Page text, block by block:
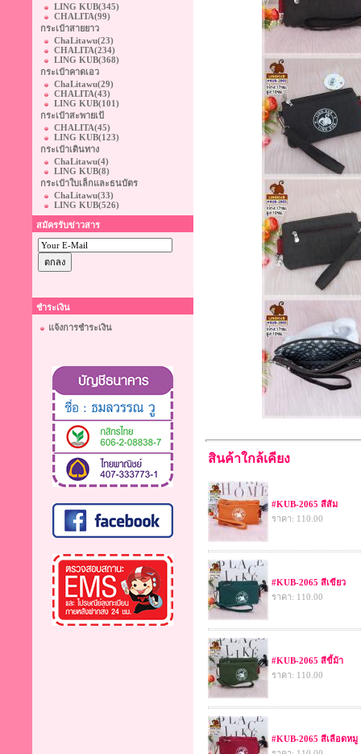
LING KUB(345)
CHALITA(99)
กระเป๋าสายยาว
ChaLitawu(23)
CHALITA(234)
LING KUB(368)
กระเป๋าคาดเอว
ChaLitawu(29)
CHALITA(43)
LING KUB(101)
กระเป๋าสะพายเป้
CHALITA(45)
LING KUB(123)
กระเป๋าเดินทาง
ChaLitawu(4)
LING KUB(8)
กระเป๋าใบเล็กและธนบัตร
ChaLitawu(33)
LING KUB(526)
สมัครรับข่าวสาร
ชำระเงิน
แจ้งการชำระเงิน
สินค้าใกล้เคียง
#KUB-2065 สีส้ม
ราคา: 110.00
#KUB-2065 สีเขียว
ราคา: 110.00
#KUB-2065 สีขี้ม้า
ราคา: 110.00
#KUB-2065 สีเลือดหมู